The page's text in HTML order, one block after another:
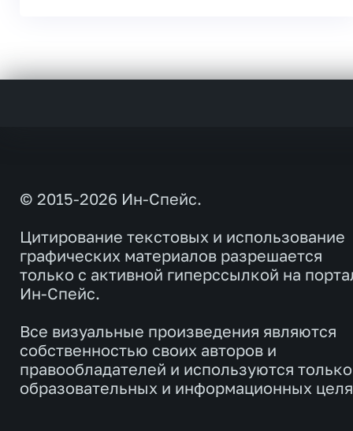
© 2015-2026 Ин-Спейс.
Цитирование текстовых и использование
графических материалов разрешается
только с активной гиперссылкой на
Ин-Спейс.
Все визуальные произведения являются
собственностью своих авторов и
правообладателей и используются
образовательных и информационных